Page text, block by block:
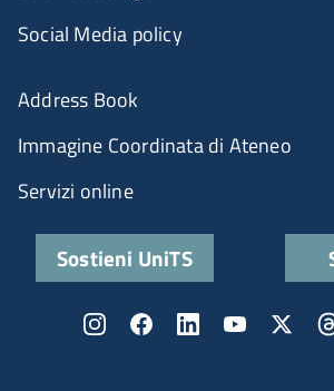
Social Media policy
Address Book
Immagine Coordinata di Ateneo
Servizi online
Sostieni UniTS